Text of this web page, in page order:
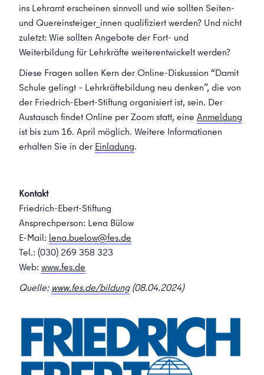
ins Lehramt erscheinen sinnvoll und wie sollten Seiten-
und Quereinsteiger_innen qualifiziert werden? Und nicht
zuletzt: Wie sollten Angebote der Fort- und
Weiterbildung für Lehrkräfte weiterentwickelt werden?
Diese Fragen sollen Kern der Online-Diskussion “Damit
Schule gelingt – Lehrkräftebildung neu denken”, die von
der Friedrich-Ebert-Stiftung organisiert ist, sein. Der
Austausch findet Online per Zoom statt, eine Anmeldung
ist bis zum 16. April möglich. Weitere Informationen
erhalten Sie in der Einladung.
Kontakt
Friedrich-Ebert-Stiftung
Ansprechperson: Lena Bülow
E-Mail: lena.buelow@fes.de
Tel.: (030) 269 358 323
Web: www.fes.de
Quelle: www.fes.de/bildung(08.04.2024)